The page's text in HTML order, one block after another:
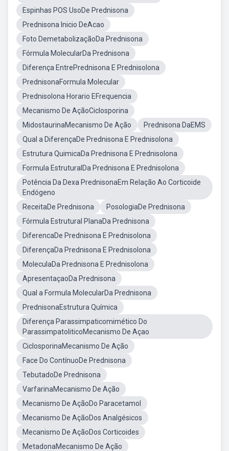
Espinhas POS UsoDe Prednisona
Prednisona Inicio DeAcao
Foto DemetabolizaçãoDa Prednisona
Fórmula MolecularDa Prednisona
Diferença EntrePrednisona E Prednisolona
PrednisonaFormula Molecular
Prednisolona Horario EFrequencia
Mecanismo De AçãoCiclosporina
MidostaurinaMecanismo De Ação
Prednisona DaEMS
Qual a DiferençaDe Prednisona E Prednisolona
Estrutura QuimicaDa Prednisona E Prednisolona
Formula EstruturalDa Prednisona E Prednisolona
Potência Da Dexa PrednisonaEm Relação Ao Corticoide
Endógeno
ReceitaDe Prednisona
PosologiaDe Prednisona
Fórmula Estrutural PlanaDa Prednisona
DiferencaDe Prednisona E Prednisolona
DiferençaDa Prednisona E Prednisolona
MoleculaDa Prednisona E Prednisolona
ApresentaçaoDa Prednisona
Qual a Formula MolecularDa Prednisona
PrednisonaEstrutura Química
Diferença Parassimpaticomimético Do
ParassimpatoliticoMecanismo De Açao
CiclosporinaMecanismo De Ação
Face Do ContínuoDe Prednisona
TebutadoDe Prednisona
VarfarinaMecanismo De Ação
Mecanismo De AçãoDo Paracetamol
Mecanismo De AçãoDos Analgésicos
Mecanismo De AçãoDos Corticoides
MetadonaMecanismo De Ação